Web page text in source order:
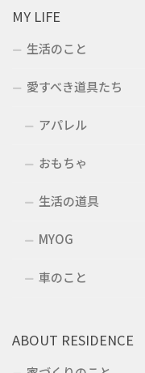
MY LIFE
生活のこと
愛すべき道具たち
アパレル
おもちゃ
生活の道具
MYOG
車のこと
ABOUT RESIDENCE